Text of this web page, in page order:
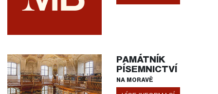
PAMÁTNÍK
PÍSEMNICTVÍ
NA MORAVĚ